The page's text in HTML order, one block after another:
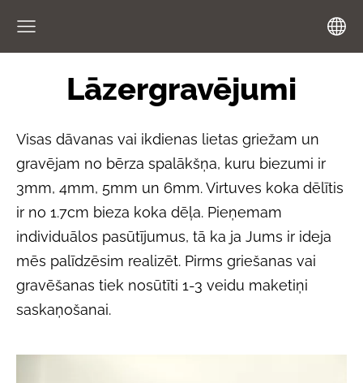
Lāzergravējumi
Visas dāvanas vai ikdienas lietas griežam un
gravējam no bērza spalākšņa, kuru biezumi ir
3mm, 4mm, 5mm un 6mm. Virtuves koka dēlītis
ir no 1.7cm bieza koka dēļa. Pieņemam
individuālos pasūtījumus, tā ka ja Jums ir ideja
mēs palīdzēsim realizēt. Pirms griešanas vai
gravēšanas tiek nosūtīti 1-3 veidu maketiņi
saskaņošanai.